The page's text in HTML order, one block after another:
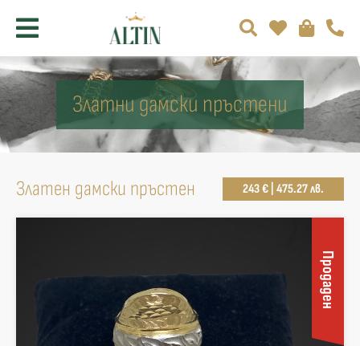
Златни дамски пръстени
Златен дамски пръстен 243 € | 475.27 лв.
Продаден